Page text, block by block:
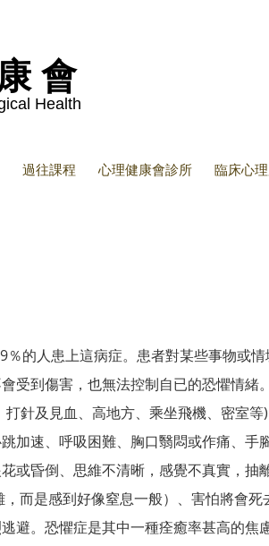
會
Health
過往課程 心理健康會診所 臨床心
的人患上這病症。患者對某些事物或
受到傷害，也無法控制自已的恐懼情緒
針及見血、高地方、乘坐飛機、密室等
加速、呼吸困難、胸口翳悶或作痛、手
或昏倒、思維不清晰，感覺不真實，抽
而是感到好像窒息一般）、害怕將會死
避。恐懼症是其中一種痊癒率甚高的焦